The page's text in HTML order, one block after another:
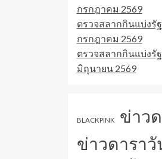
กรกฎาคม 2569
ตรวจสลากกินแบ่งรั
กรกฎาคม 2569
ตรวจสลากกินแบ่งรั
มิถุนายน 2569
BLACKPINK ข่าว
ข่าวดารา